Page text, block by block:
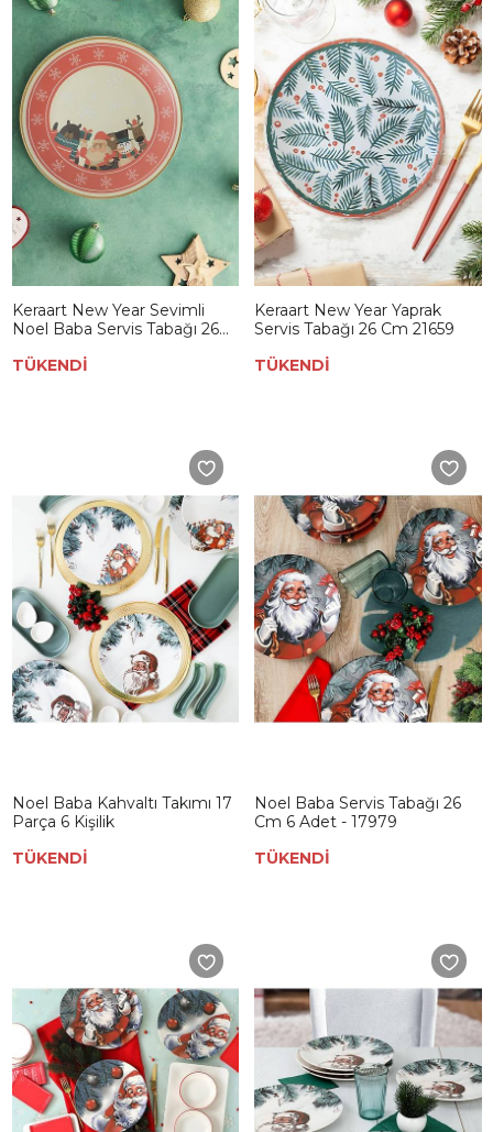
Keraart New Year Sevimli
Noel Baba Servis Tabağı 26
TÜKENDİ
Keraart New Year Yaprak
Servis Tabağı 26 Cm 21659
TÜKENDİ
Noel Baba Kahvaltı Takımı 17
Parça 6 Kişilik
TÜKENDİ
Noel Baba Servis Tabağı 26
Cm 6 Adet - 17979
TÜKENDİ